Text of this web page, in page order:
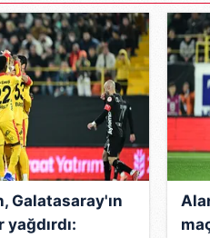
Aydınlatma Metnimizi
lütfentıklayınız.
Galatasaray'ın
yağdırdı: